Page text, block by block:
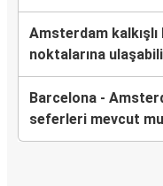
Amsterdam kalkışlı
noktalarına
Barcelona -
seferleri mevcut